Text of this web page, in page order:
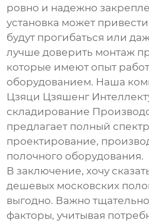
ровно и надежно
установка может
будут прогибаться или
лучше доверить монтаж
которые имеют опыт
оборудованием. Наша
Цзяци Цзяшенг
складирование
предлагает полный
проектирование,
полочного оборудования.
В заключение, хочу
дешевых московских
выгодно. Важно
факторы, учитывая